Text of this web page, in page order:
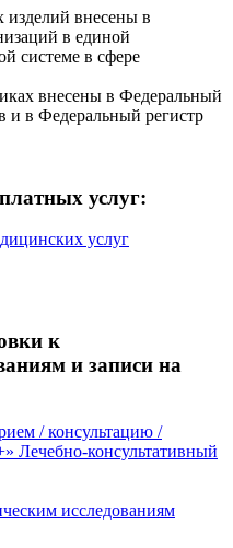
внесены в
в единой
системе в сфере
внесены в Федеральный
и в Федеральный регистр
услуг:
услуг
к
и записи на
/ консультацию /
Лечебно-консультативный
исследованиям